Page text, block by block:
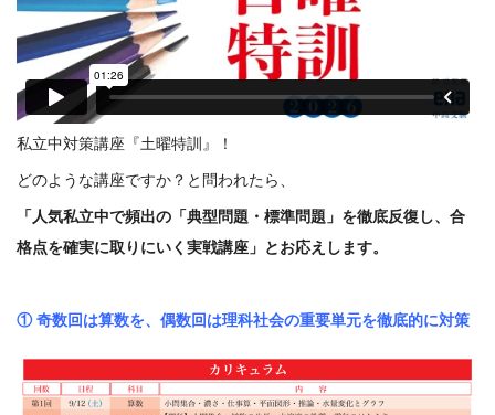
私立中対策講座『土曜特訓』！
どのような講座ですか？と問われたら、
「人気私立中で頻出の「典型問題・標準問題」を徹底反復し、合
格点を確実に取りにいく実戦講座」とお応えします。
① 奇数回は算数を、偶数回は理科社会の重要単元を徹底的に対策